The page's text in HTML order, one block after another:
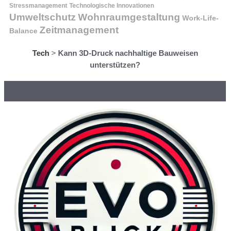
Stressmanagement Technologische Innovationen
Umweltschutz Wohnraumgestaltung Work-Life-
Balance Zeitmanagement
Tech> Kann 3D-Druck nachhaltige Bauweisen
unterstützen?